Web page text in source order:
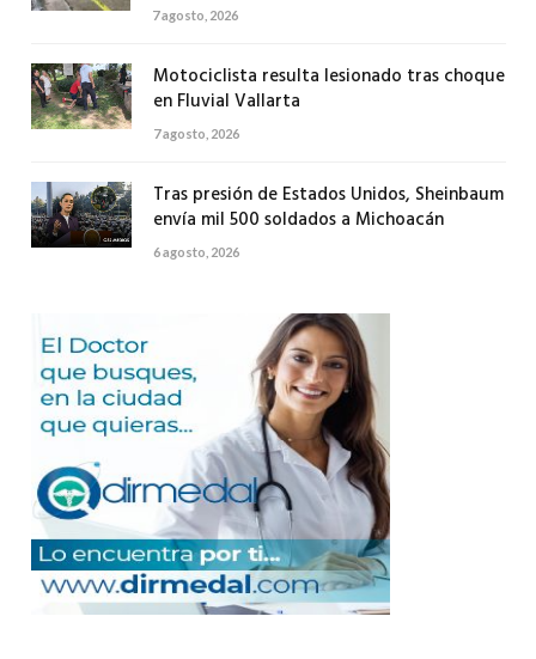
7 agosto, 2026
Motociclista resulta lesionado tras choque
en Fluvial Vallarta
7 agosto, 2026
Tras presión de Estados Unidos, Sheinbaum
envía mil 500 soldados a Michoacán
6 agosto, 2026